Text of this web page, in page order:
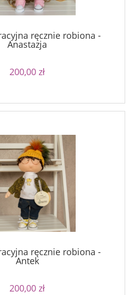
ręcznie robiona -
Anastazja
200,00 zł
ręcznie robiona -
Antek
200,00 zł